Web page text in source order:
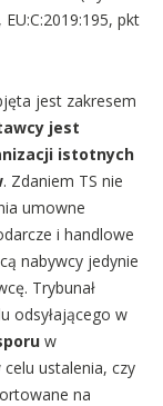
EU:C:2019:195, pkt
jest zakresem
jest
istotnych
. Zdaniem TS nie
umowne
i handlowe
nabywcy jedynie
Trybunał
odsyłającego w
w
ustalenia, czy
na